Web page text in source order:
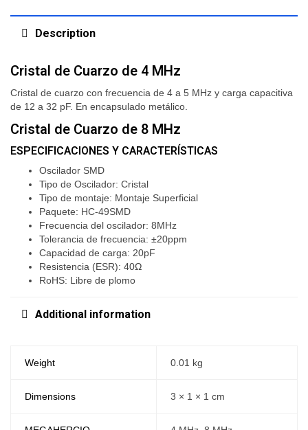
Description
Cristal de Cuarzo de 4 MHz
Cristal de cuarzo con frecuencia de 4 a 5 MHz y carga capacitiva
de 12 a 32 pF. En encapsulado metálico.
Cristal de Cuarzo de 8 MHz
ESPECIFICACIONES Y CARACTERÍSTICAS
Oscilador SMD
Tipo de Oscilador: Cristal
Tipo de montaje: Montaje Superficial
Paquete: HC-49SMD
Frecuencia del oscilador: 8MHz
Tolerancia de frecuencia: ±20ppm
Capacidad de carga: 20pF
Resistencia (ESR): 40Ω
RoHS: Libre de plomo
Additional information
Weight 0.01 kg
Dimensions 3 × 1 × 1 cm